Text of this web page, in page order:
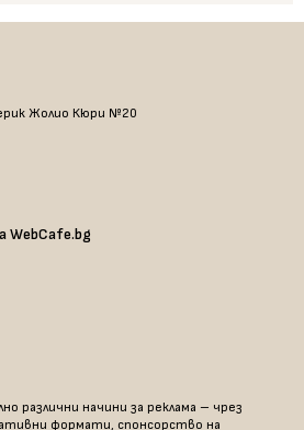
Жолио Кюри №20
WebCafe.bg
различни начини за реклама – чрез
формати, спонсорство на